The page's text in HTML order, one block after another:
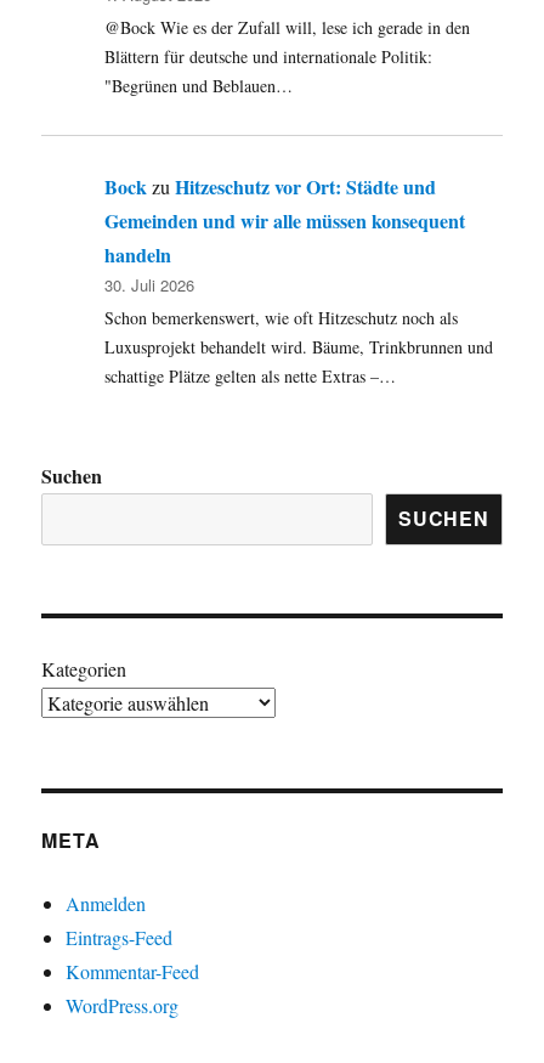
@Bock Wie es der Zufall will, lese ich gerade in den
Blättern für deutsche und internationale Politik:
"Begrünen und Beblauen…
Bock zuHitzeschutz vor Ort: Städte und
Gemeinden und wir alle müssen konsequent
handeln
30. Juli 2026
Schon bemerkenswert, wie oft Hitzeschutz noch als
Luxusprojekt behandelt wird. Bäume, Trinkbrunnen und
schattige Plätze gelten als nette Extras –…
Suchen
SUCHEN
Kategorien
META
Anmelden
Eintrags-Feed
Kommentar-Feed
WordPress.org